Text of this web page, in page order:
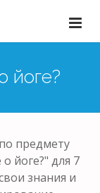
йоге?
предмету
йоге?" для 7
знания и